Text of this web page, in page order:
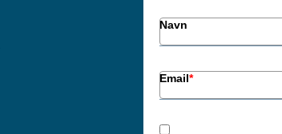
Navn
Email*